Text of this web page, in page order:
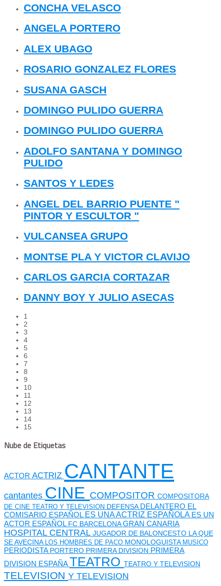
CONCHA VELASCO
ANGELA PORTERO
ALEX UBAGO
ROSARIO GONZALEZ FLORES
SUSANA GASCH
DOMINGO PULIDO GUERRA
DOMINGO PULIDO GUERRA
ADOLFO SANTANA Y DOMINGO
PULIDO
SANTOS Y LEDES
ANGEL DEL BARRIO PUENTE "
PINTOR Y ESCULTOR "
VULCANSEA GRUPO
MONTSE PLA Y VICTOR CLAVIJO
CARLOS GARCIA CORTAZAR
DANNY BOY Y JULIO ASECAS
1
2
3
4
5
6
7
8
9
10
11
12
13
14
15
Nube de Etiquetas
ACTOR ACTRIZ CANTANTE
cantantes CINE COMPOSITOR COMPOSITORA
DE CINE TEATRO Y TELEVISION DEFENSA DELANTERO EL
COMISARIO ESPAÑOL ES UNA ACTRIZ ESPAÑOLA ES UN
ACTOR ESPAÑOL FC BARCELONAGRAN CANARIA
HOSPITAL CENTRAL JUGADOR DE BALONCESTO LA QUE
SE AVECINA LOS HOMBRES DE PACO MONOLOGUISTA MUSICO
PERIODISTA PORTERO PRIMERA DIVISION PRIMERA
DIVISION ESPAÑATEATRO TEATRO Y TELEVISION
TELEVISION Y TELEVISION